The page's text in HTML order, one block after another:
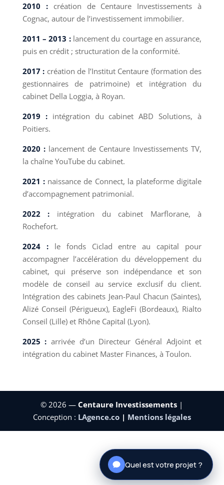
2010 :création de Centaure Investissements à
Cognac, autour de l’investissement immobilier.
2011 – 2013 :lancement du courtage en assurance,
puis en crédit ; structuration de la conformité.
2017 : création de l’Institut Centaure (formation des
gestionnaires de patrimoine) et intégration du
cabinet Della Loggia, à Royan.
2019 :intégration du cabinet ABD Solutions, à
Poitiers.
2020 :lancement de Centaure Investissements TV,
la chaîne YouTube du cabinet.
2021 : naissance de Connect, la plateforme digitale
d’accompagnement patrimonial.
2022 : intégration du cabinet Marflorane, à
Rochefort.
2024 :le fonds Ciclad entre au capital pour
accompagner l’accélération du développement du
cabinet, qui préserve son indépendance et son
modèle de conseil au service exclusif du client.
Intégration des cabinets Jean-Paul Chacun (Saintes),
Alizé Conseil (Périgueux), EagleFi (Bordeaux), Rialto
Conseil (Lille) et Rhône Capital (Lyon).
2025 : arrivée d’un Directeur Général Adjoint et
intégration du cabinet Master Finances, à Toulon.
© 2026 —Centaure Investissements |
Conception : LAgence.co | Mentions légales
Quel est votre projet ?